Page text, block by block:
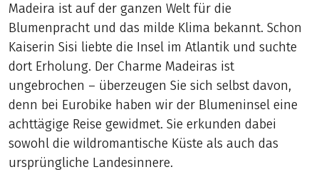
Madeira ist auf der ganzen Welt für die
Blumenpracht und das milde Klima bekannt. Schon
Kaiserin Sisi liebte die Insel im Atlantik und suchte
dort Erholung. Der Charme Madeiras ist
ungebrochen – überzeugen Sie sich selbst davon,
denn bei Eurobike haben wir der Blumeninsel eine
achttägige Reise gewidmet. Sie erkunden dabei
sowohl die wildromantische Küste als auch das
ursprüngliche Landesinnere.